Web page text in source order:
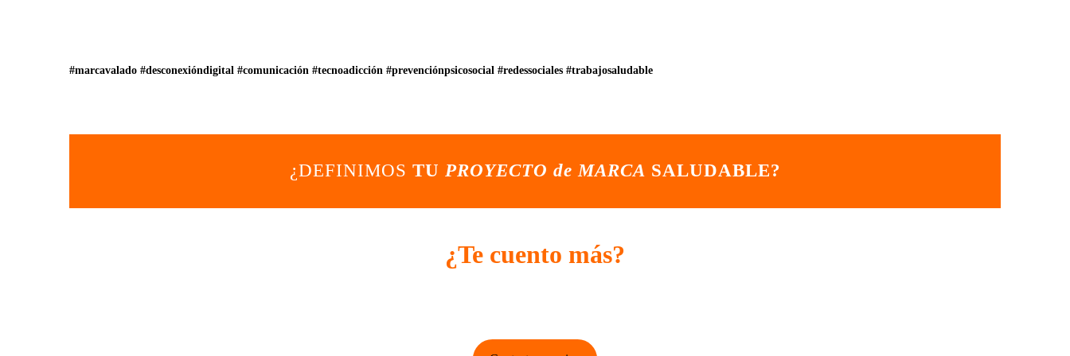
#marcavalado #desconexióndigital #comunicación #tecnoadicción #prevenciónpsicosocial #redessociales #trabajosaludable
¿DEFINIMOS TU PROYECTO de MARCA SALUDABLE?
¿Te cuento más?